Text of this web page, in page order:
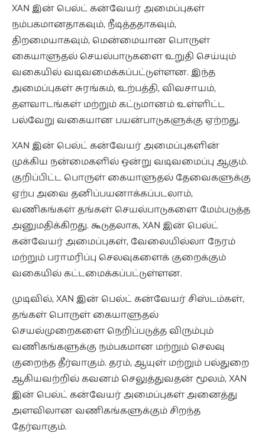
XAN இன் பெல்ட் கன்வேயர் அமைப்புகள்
நம்பகமானதாகவும், நீடித்ததாகவும்,
திறமையாகவும், மென்மையான பொருள்
கையாளுதல் செயல்பாடுகளை உறுதி செய்யும்
வகையில் வடிவமைக்கப்பட்டுள்ளன. இந்த
அமைப்புகள் சுரங்கம், உற்பத்தி, விவசாயம்,
தளவாடங்கள் மற்றும் கட்டுமானம் உள்ளிட்ட
பல்வேறு வகையான பயன்பாடுகளுக்கு ஏற்றது.
XAN இன் பெல்ட் கன்வேயர் அமைப்புகளின்
முக்கிய நன்மைகளில் ஒன்று வடிவமைப்பு ஆகும்.
குறிப்பிட்ட பொருள் கையாளுதல் தேவைகளுக்கு
ஏற்ப அவை தனிப்பயனாக்கப்படலாம்,
வணிகங்கள் தங்கள் செயல்பாடுகளை மேம்படுத்த
அனுமதிக்கிறது. கூடுதலாக, XAN இன் பெல்ட்
கன்வேயர் அமைப்புகள், வேலையில்லா நேரம்
மற்றும் பராமரிப்பு செலவுகளைக் குறைக்கும்
வகையில் கட்டமைக்கப்பட்டுள்ளன.
முடிவில், XAN இன் பெல்ட் கன்வேயர் சிஸ்டம்கள்,
தங்கள் பொருள் கையாளுதல்
செயல்முறைகளை நெறிப்படுத்த விரும்பும்
வணிகங்களுக்கு நம்பகமான மற்றும் செலவு
குறைந்த தீர்வாகும். தரம், ஆயுள் மற்றும் பல்துறை
ஆகியவற்றில் கவனம் செலுத்துவதன் மூலம், XAN
இன் பெல்ட் கன்வேயர் அமைப்புகள் அனைத்து
அளவிலான வணிகங்களுக்கும் சிறந்த
தேர்வாகும்.